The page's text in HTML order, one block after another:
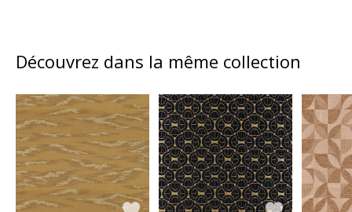
Découvrez dans la même collection